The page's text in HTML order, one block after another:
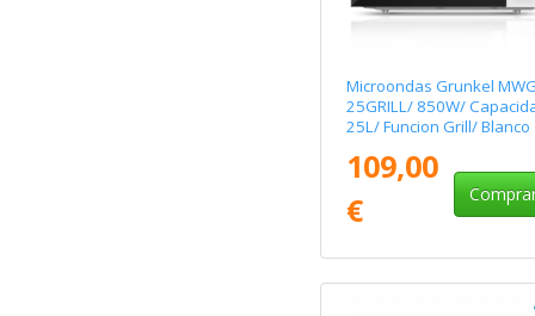
Microondas Grunkel
25GRILL/ 850W/
25L/ Funcion Grill/ Blanco
109,00
€